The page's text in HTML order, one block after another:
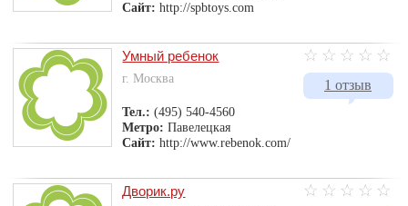
Сайт: http://spbtoys.com
1 отзыв
Умный ребенок
г. Москва
Тел.:(495) 540-4560
Метро:Павелецкая
Сайт: http://www.rebenok.com/
Дворик.ру